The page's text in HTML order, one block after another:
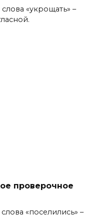
«укрощать» –
проверочное
«поселились» –